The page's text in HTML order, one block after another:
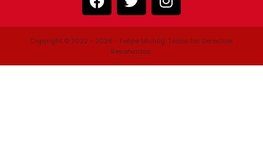
Copyright © 2022 - 2026 - Felipe Michlig. Todos los Derechos
Reservados.